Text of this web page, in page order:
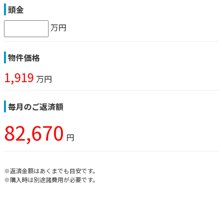
頭金
万円
物件価格
1,919 万円
毎月のご返済額
82,670 円
※返済金額はあくまでも目安です。
※購入時は別途諸費用が必要です。